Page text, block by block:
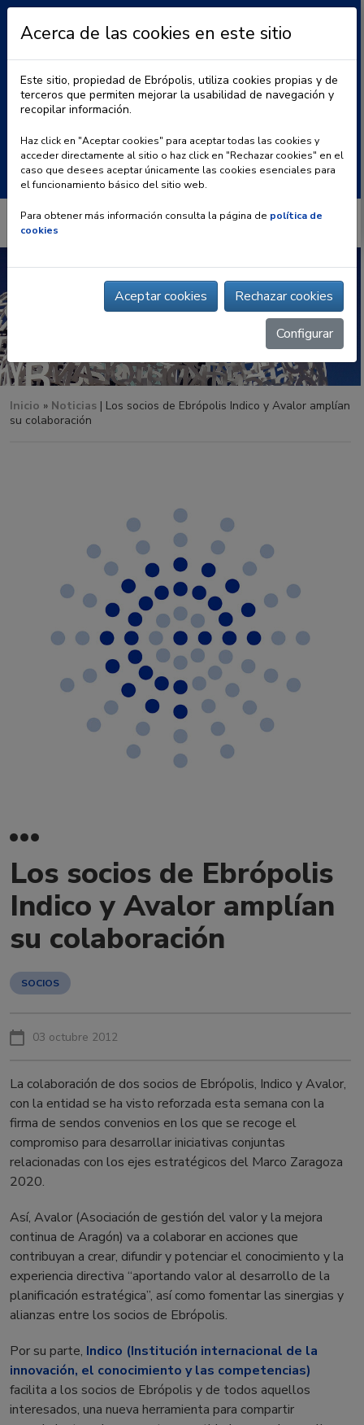
BLOG | CONTACTO
Buscar:
Inicio » Noticias | Los socios de Ebrópolis Indico y Avalor amplían
su colaboración
Los socios de Ebrópolis
Indico y Avalor amplían
su colaboración
SOCIOS
03 octubre 2012
La colaboración de dos socios de Ebrópolis, Indico y Avalor,
con la entidad se ha visto reforzada esta semana con la
firma de sendos convenios en los que se recoge el
compromiso para desarrollar iniciativas conjuntas
relacionadas con los ejes estratégicos del Marco Zaragoza
2020.
Así, Avalor (Asociación de gestión del valor y la mejora
continua de Aragón) va a colaborar en acciones que
contribuyan a crear, difundir y potenciar el conocimiento y la
experiencia directiva “aportando valor al desarrollo de la
planificación estratégica”, así como fomentar las sinergias y
alianzas entre los socios de Ebrópolis.
Por su parte, Indico (Institución internacional de la
innovación, el conocimiento y las competencias)
facilita a los socios de Ebrópolis y de todos aquellos
interesados, una nueva herramienta para compartir
Acerca de las cookies en este sitio
Este sitio, propiedad de Ebrópolis, utiliza cookies propias y de
terceros que permiten mejorar la usabilidad de navegación y
recopilar información.
Haz click en "Aceptar cookies" para aceptar todas las cookies y
acceder directamente al sitio o haz click en "Rechazar cookies" en el
caso que desees aceptar únicamente las cookies esenciales para
el funcionamiento básico del sitio web.
Para obtener más información consulta la página de política de
cookies
Aceptar cookies Rechazar cookies
Configurar